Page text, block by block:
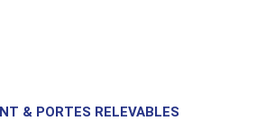
& PORTES RELEVABLES